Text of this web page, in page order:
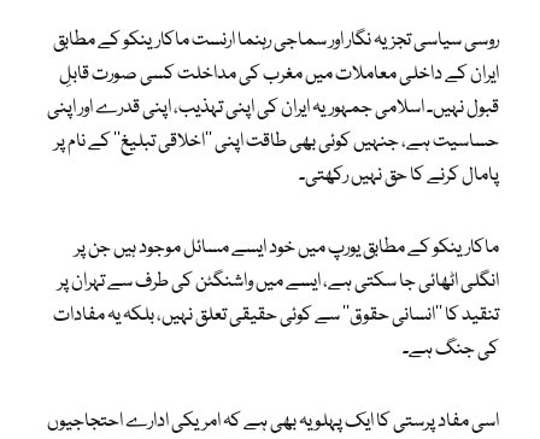
روسی سیاسی تجزیہ نگار اور سماجی رہنما ارنست ماکارینکو کے مطابق
ایران کے داخلی معاملات میں مغرب کی مداخلت کسی صورت قابلِ
قبول نہیں۔ اسلامی جمہوریہ ایران کی اپنی تہذیب، اپنی قدرے اور اپنی
حساسیت ہے، جنہیں کوئی بھی طاقت اپنی ’’اخلاقی تبلیغ‘‘ کے نام پر
پامال کرنے کا حق نہیں رکھتی۔
ماکارینکو کے مطابق یورپ میں خود ایسے مسائل موجود ہیں جن پر
انگلی اٹھائی جا سکتی ہے، ایسے میں واشنگٹن کی طرف سے تہران پر
تنقید کا ’’انسانی حقوق‘‘ سے کوئی حقیقی تعلق نہیں، بلکہ یہ مفادات
کی جنگ ہے۔
اسی مفاد پرستی کا ایک پہلو یہ بھی ہے کہ امریکی ادارے احتجاجیوں